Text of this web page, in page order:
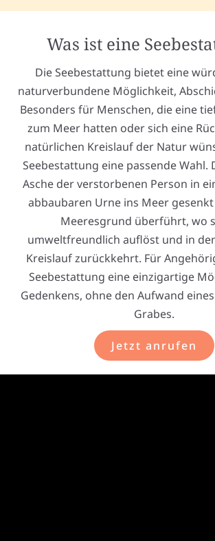
Was ist eine
Die Seebestattung bietet eine
naturverbundene Möglichkeit,
Besonders für Menschen, die eine
zum Meer hatten oder sich eine
natürlichen Kreislauf der Natur
Seebestattung eine passende Wahl.
Asche der verstorbenen Person in
abbaubaren Urne ins Meer
Meeresgrund überführt, wo
umweltfreundlich auflöst und in
Kreislauf zurückkehrt. Für
Seebestattung eine einzigartige
Gedenkens, ohne den Aufwand
Grabes.
Jetzt anrufen